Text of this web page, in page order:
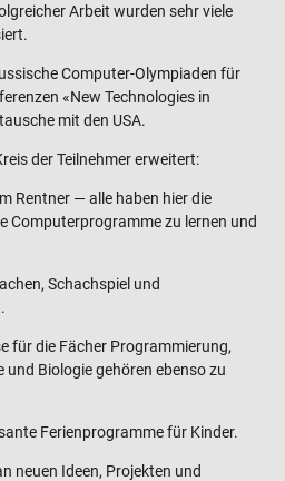
Arbeit wurden sehr viele
Computer-Olympiaden für
«New Technologies in
mit den USA.
der Teilnehmer erweitert:
Rentner — alle haben hier die
Computerprogramme zu lernen und
Schachspiel und
für die Fächer Programmierung,
und Biologie gehören ebenso zu
Ferienprogramme für Kinder.
neuen Ideen, Projekten und